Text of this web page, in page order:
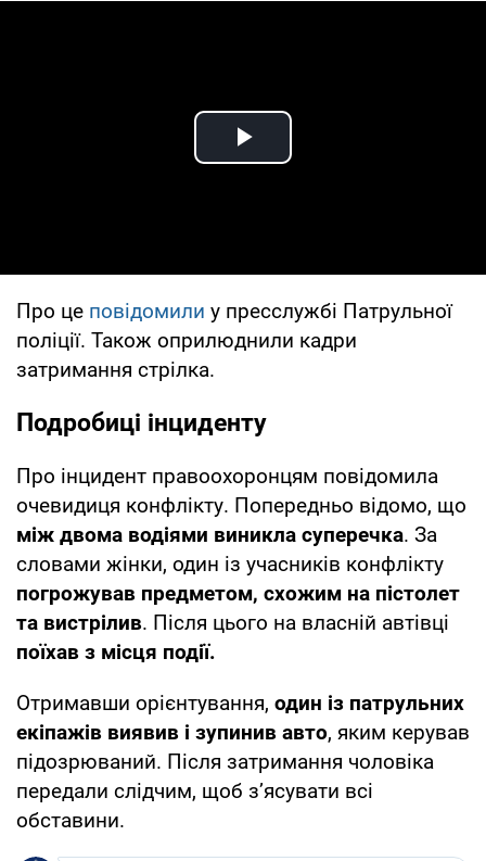
Play Video
Про це повідомили у пресслужбі Патрульної
поліції. Також оприлюднили кадри
затримання стрілка.
Подробиці інциденту
Про інцидент правоохоронцям повідомила
очевидиця конфлікту. Попередньо відомо, що
між двома водіями виникла суперечка. За
словами жінки, один із учасників конфлікту
погрожував предметом, схожим на пістолет
та вистрілив. Після цього на власній автівці
поїхав з місця події.
Отримавши орієнтування, один із патрульних
екіпажів виявив і зупинив авто, яким керував
підозрюваний. Після затримання чоловіка
передали слідчим, щоб зʼясувати всі
обставини.